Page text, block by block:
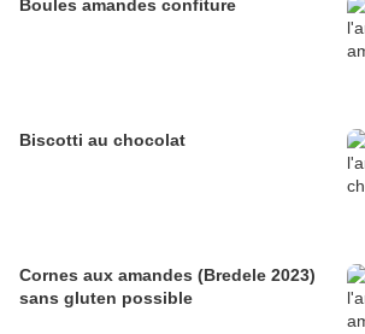
Boules amandes confiture
Biscotti au chocolat
Cornes aux amandes (Bredele 2023)
sans gluten possible